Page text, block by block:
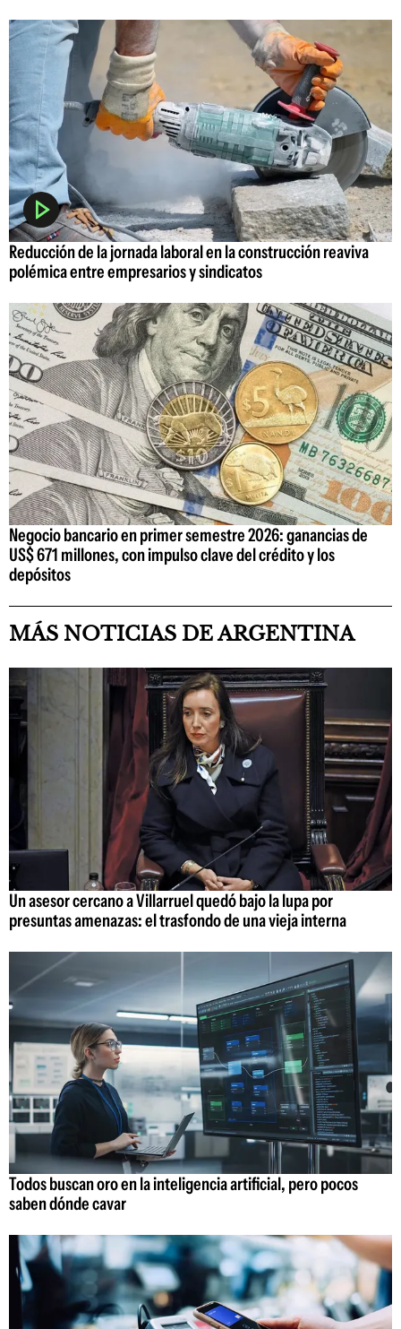
Reducción de la jornada laboral en la construcción reaviva
polémica entre empresarios y sindicatos
Negocio bancario en primer semestre 2026: ganancias de
US$ 671 millones, con impulso clave del crédito y los
depósitos
MÁS NOTICIAS DE ARGENTINA
Un asesor cercano a Villarruel quedó bajo la lupa por
presuntas amenazas: el trasfondo de una vieja interna
Todos buscan oro en la inteligencia artificial, pero pocos
saben dónde cavar